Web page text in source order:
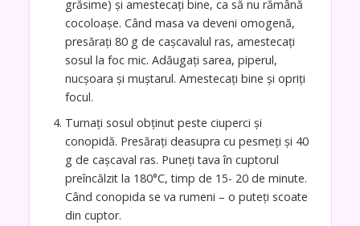
grăsime) și amestecați bine, ca să nu rămână
cocoloașe. Când masa va deveni omogenă,
presărați 80 g de cașcavalul ras, amestecați
sosul la foc mic. Adăugați sarea, piperul,
nucșoara și muștarul. Amestecați bine și opriți
focul.
Turnați sosul obținut peste ciuperci și
conopidă. Presărați deasupra cu pesmeți și 40
g de cașcaval ras. Puneți tava în cuptorul
preîncălzit la 180°C, timp de 15- 20 de minute.
Când conopida se va rumeni – o puteți scoate
din cuptor.